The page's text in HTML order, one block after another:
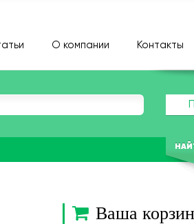
О компании Контакты
Ваша